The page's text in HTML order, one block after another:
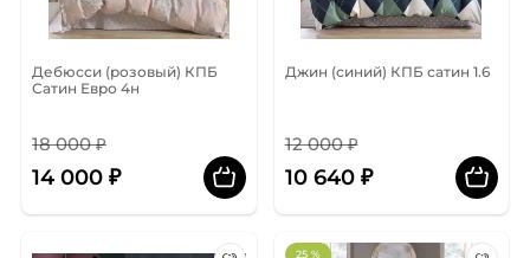
Дебюсси (розовый) КПБ
Сатин Евро 4н
18 000 ₽
14 000 ₽
Джин (синий) КПБ сатин 1.6
12 000 ₽
10 640 ₽
25 %